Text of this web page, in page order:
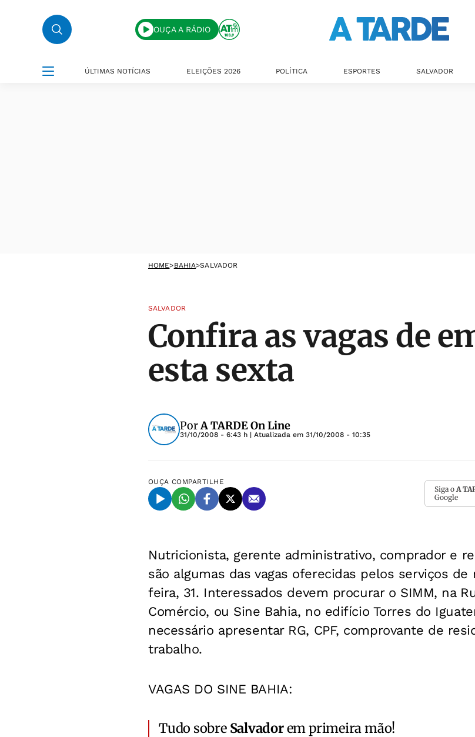
OUÇA A RÁDIO
ÚLTIMAS NOTÍCIAS ELEIÇÕES 2026 POLÍTICA ESPORTES SALVADOR
HOME>BAHIA>SALVADOR
SALVADOR
Confira as vagas de
esta sexta
PorA TARDE On Line
31/10/2008 - 6:43 h | Atualizada em 31/10/2008 - 10:35
OUÇA COMPARTILHE
Siga o A
Google
Nutricionista, gerente administrativo, comprador e
são algumas das vagas oferecidas pelos serviços
feira, 31. Interessados devem procurar o SIMM, na
Comércio, ou Sine Bahia, no edifício Torres do
necessário apresentar RG, CPF, comprovante de
trabalho.
VAGAS DO SINE BAHIA:
Tudo sobre Salvadorem primeira mão!